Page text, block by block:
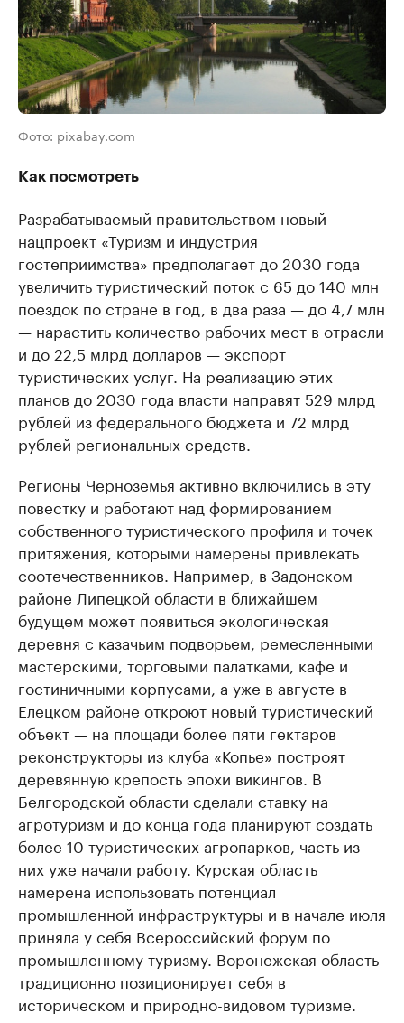
Фото: pixabay.com
Как посмотреть
Разрабатываемый правительством новый
нацпроект «Туризм и индустрия
гостеприимства» предполагает до 2030 года
увеличить туристический поток с 65 до 140 млн
поездок по стране в год, в два раза — до 4,7 млн
— нарастить количество рабочих мест в отрасли
и до 22,5 млрд долларов — экспорт
туристических услуг. На реализацию этих
планов до 2030 года власти направят 529 млрд
рублей из федерального бюджета и 72 млрд
рублей региональных средств.
Регионы Черноземья активно включились в эту
повестку и работают над формированием
собственного туристического профиля и точек
притяжения, которыми намерены привлекать
соотечественников. Например, в Задонском
районе Липецкой области в ближайшем
будущем может появиться экологическая
деревня с казачьим подворьем, ремесленными
мастерскими, торговыми палатками, кафе и
гостиничными корпусами, а уже в августе в
Елецком районе откроют новый туристический
объект — на площади более пяти гектаров
реконструкторы из клуба «Копье» построят
деревянную крепость эпохи викингов. В
Белгородской области сделали ставку на
агротуризм и до конца года планируют создать
более 10 туристических агропарков, часть из
них уже начали работу. Курская область
намерена использовать потенциал
промышленной инфраструктуры и в начале июля
приняла у себя Всероссийский форум по
промышленному туризму. Воронежская область
традиционно позиционирует себя в
историческом и природно-видовом туризме.